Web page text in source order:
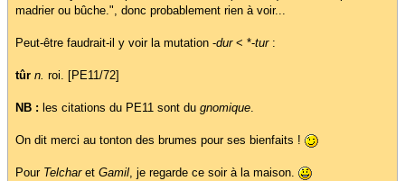
madrier ou bûche.", donc probablement rien à voir...
Peut-être faudrait-il y voir la mutation -dur < *-tur :
tûr n. roi. [PE11/72]
NB : les citations du PE11 sont du gnomique.
On dit merci au tonton des brumes pour ses bienfaits !
Pour Telchar et Gamil, je regarde ce soir à la maison.